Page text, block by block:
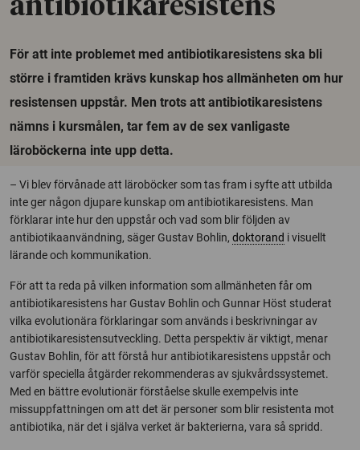
antibiotikaresistens
För att inte problemet med antibiotikaresistens ska bli
större i framtiden krävs kunskap hos allmänheten om hur
resistensen uppstår. Men trots att antibiotikaresistens
nämns i kursmålen, tar fem av de sex vanligaste
läroböckerna inte upp detta.
– Vi blev förvånade att läroböcker som tas fram i syfte att utbilda
inte ger någon djupare kunskap om antibiotikaresistens. Man
förklarar inte hur den uppstår och vad som blir följden av
antibiotikaanvändning, säger Gustav Bohlin, doktorand i visuellt
lärande och kommunikation.
För att ta reda på vilken information som allmänheten får om
antibiotikaresistens har Gustav Bohlin och Gunnar Höst studerat
vilka evolutionära förklaringar som används i beskrivningar av
antibiotikaresistensutveckling. Detta perspektiv är viktigt, menar
Gustav Bohlin, för att förstå hur antibiotikaresistens uppstår och
varför speciella åtgärder rekommenderas av sjukvårdssystemet.
Med en bättre evolutionär förståelse skulle exempelvis inte
missuppfattningen om att det är personer som blir resistenta mot
antibiotika, när det i själva verket är bakterierna, vara så spridd.